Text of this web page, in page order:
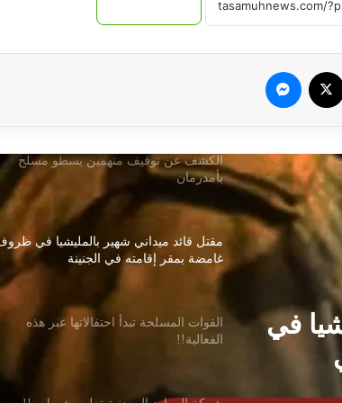
عبر
قسري .. ما القصة!!
مقتل قائد ميداني شهير بالمليشيا في ظروف
غامضة بمقر إقامته في الجنينة
القوات المسلحة تبدأ احتفالاتها عبر هذه
الفعالية!!
شركة الموارد المعدنية تعلن بشريات !!
أسامة وأبو عمامة.. أسرار الصفقة المجهضة